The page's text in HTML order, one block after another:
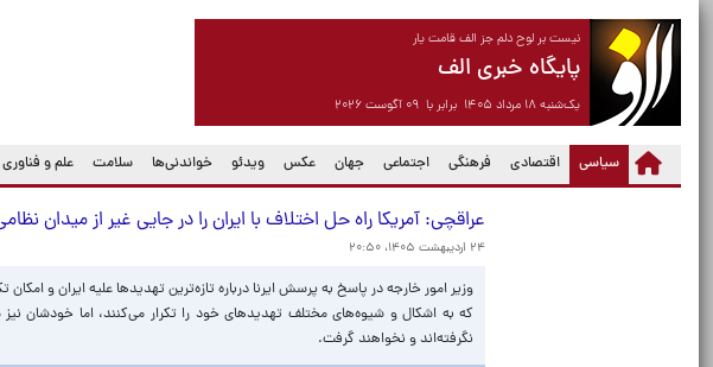
نیست بر لوح دلم جز الف قامت یار
پایگاه خبری الف
یک‌شنبه ۱۸ مرداد ۱۴۰۵ برابر با ۰۹ آگوست ۲۰۲۶
سیاسی
(current) اقتصادی فرهنگی اجتماعی جهان عکس ویدئو خواندنی‌ها سلامت علم و فناوری
عراقچی: آمریکا راه حل اختلاف با ایران را در جایی غیر از میدان
۲۴ اردیبهشت ۱۴۰۵، ۲۰:۵۰
وزیر امور خارجه در پاسخ به پرسش ایرنا درباره تازه‌ترین تهدیدها علیه ایران و
که به اشکال و شیوه‌های مختلف تهدیدهای خود را تکرار می‌کنند، اما خودشان
نگرفته‌اند و نخواهند گرفت.